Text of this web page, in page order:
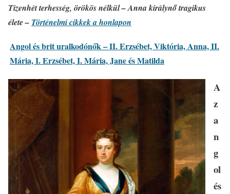
Tizenhét terhesség, örökös nélkül – Anna királynő tragikus
élete – Történelmi cikkek a honlapon
Angol és brit uralkodónők – II. Erzsébet, Viktória, Anna, II.
Mária, I. Erzsébet, I. Mária, Jane és Matilda
A
z
a
n
g
ol
és